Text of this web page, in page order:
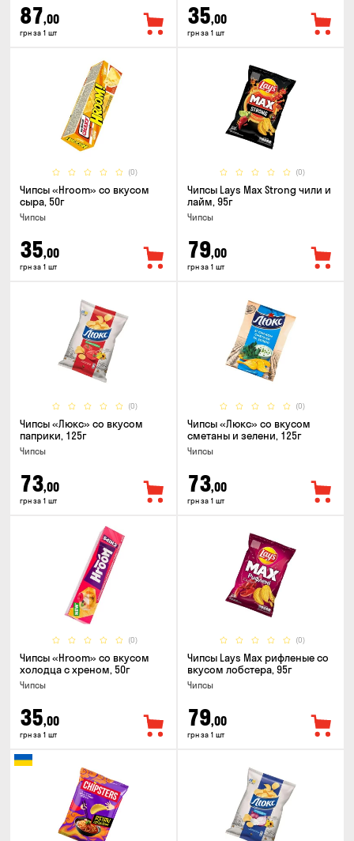
87,00
грн за 1 шт
35,00
грн за 1 шт
(0)
Чипсы «Hroom» со вкусом
сыра, 50г
Чипсы
35,00
грн за 1 шт
(0)
Чипсы Lays Max Strong чили и
лайм, 95г
Чипсы
79,00
грн за 1 шт
(0)
Чипсы «Люкс» со вкусом
паприки, 125г
Чипсы
73,00
грн за 1 шт
(0)
Чипсы «Люкс» со вкусом
сметаны и зелени, 125г
Чипсы
73,00
грн за 1 шт
(0)
Чипсы «Hroom» со вкусом
холодца с хреном, 50г
Чипсы
35,00
грн за 1 шт
(0)
Чипсы Lays Max рифленые со
вкусом лобстера, 95г
Чипсы
79,00
грн за 1 шт